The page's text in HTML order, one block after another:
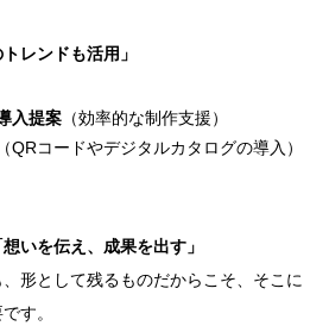
レンドも活用」
入提案 （効率的な制作支援）
（QRコードやデジタルカタログの導入）
いを伝え、成果を出す」
形として残るものだからこそ、そこに
す。